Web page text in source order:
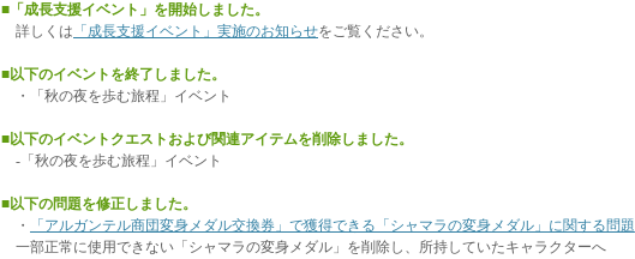
■「成長支援イベント」を開始しました。
詳しくは 「成長支援イベント」実施のお知らせをご覧ください。
■以下のイベントを終了しました。
・「秋の夜を歩む旅程」イベント
■以下のイベントクエストおよび関連アイテムを削除しました。
-「秋の夜を歩む旅程」イベント
■以下の問題を修正しました。
・
「アルガンテル商団変身メダル交換券」で獲得できる「シャマラの変身メダル」に関する問題
一部正常に使用できない「シャマラの変身メダル」を削除し、所持していたキャラクターへ